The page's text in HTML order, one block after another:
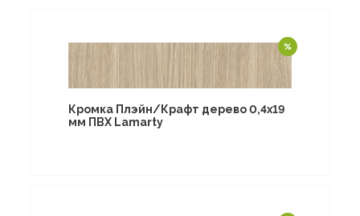
Кромка Плэйн/Крафт дерево 0,4х19
мм ПВХ Lamarty